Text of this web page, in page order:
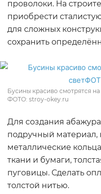
проволоки. На
приобрести
для сложных
сохранить
Бусины красиво смотрятся
ФОТО: stroy-okey.ru
Для создания
подручный материал,
металлические
ткани и бумаги,
пуговицы. Сделать
толстой нитью.